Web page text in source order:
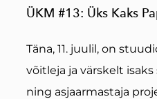
ÜKM #13: Üks Kaks
Täna, 11. juulil, on
võitleja ja värskelt
ning asjaarmastaja